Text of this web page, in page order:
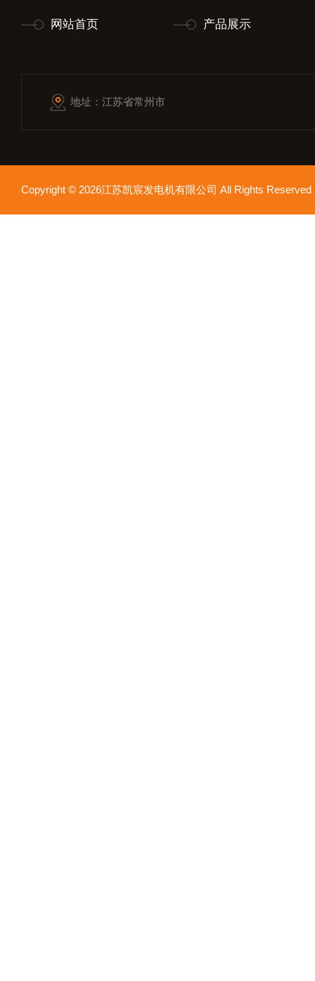
网站首页 产品展示
地址：江苏省常州市
Copyright © 2026江苏凯宸发电机有限公司 All Rights